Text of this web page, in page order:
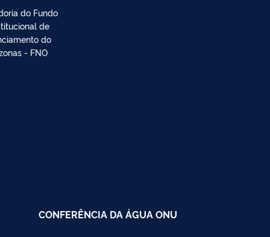
do Fundo
de
do
- FNO
CONFERÊNCIA DA ÁGUA ONU